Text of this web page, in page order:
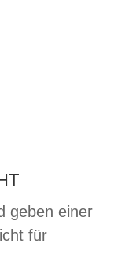
geben einer
für